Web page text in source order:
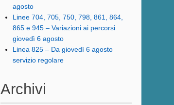
agosto
Linee 704, 705, 750, 798, 861, 864,
865 e 945 – Variazioni ai percorsi
giovedì 6 agosto
Linea 825 – Da giovedì 6 agosto
servizio regolare
Archivi